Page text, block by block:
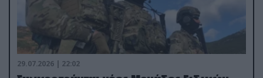
29.07.2026 | 22:02